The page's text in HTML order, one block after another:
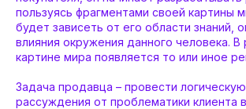
пользуясь фрагментами своей картины
будет зависеть от его области знаний,
влияния окружения данного человека. В
картине мира появляется то или иное
Задача продавца – провести
рассуждения от проблематики клиента